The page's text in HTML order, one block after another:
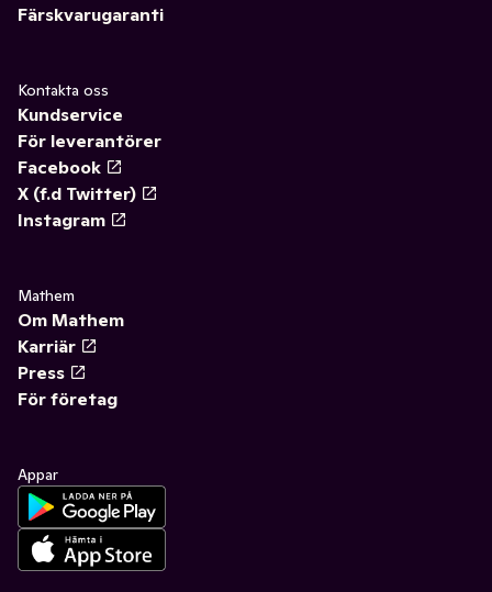
Färskvarugaranti
Kontakta oss
Kundservice
För leverantörer
Facebook
X (f.d Twitter)
Instagram
Mathem
Om Mathem
Karriär
Press
För företag
Appar